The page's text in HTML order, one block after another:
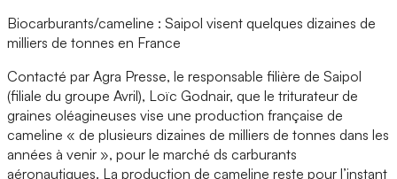
Biocarburants/cameline : Saipol visent quelques dizaines de
milliers de tonnes en France
Contacté par Agra Presse, le responsable filière de Saipol
(filiale du groupe Avril), Loïc Godnair, que le triturateur de
graines oléagineuses vise une production française de
cameline « de plusieurs dizaines de milliers de tonnes dans les
années à venir », pour le marché ds carburants
aéronautiques. La production de cameline reste pour l’instant